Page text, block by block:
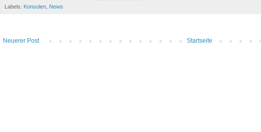
Labels: Konsolen, News
Neuerer Post Startseite